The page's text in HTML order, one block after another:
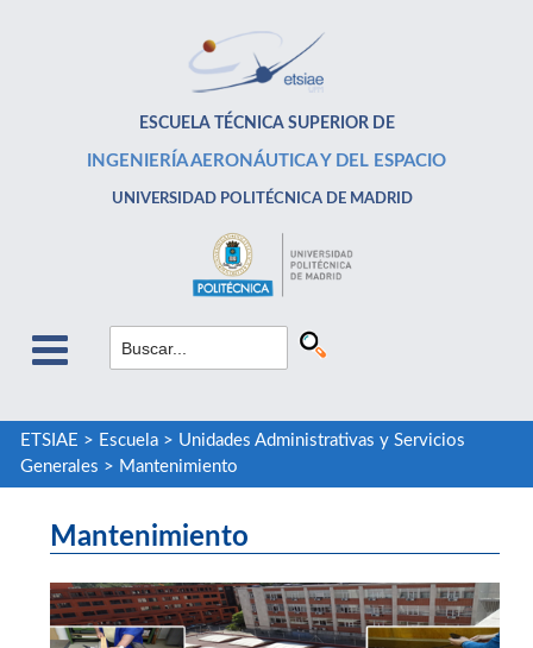
ESCUELA TÉCNICA SUPERIOR DE
INGENIERÍA AERONÁUTICA Y DEL ESPACIO
UNIVERSIDAD POLITÉCNICA DE MADRID
ETSIAE > Escuela> Unidades Administrativas y Servicios
Generales > Mantenimiento
Mantenimiento